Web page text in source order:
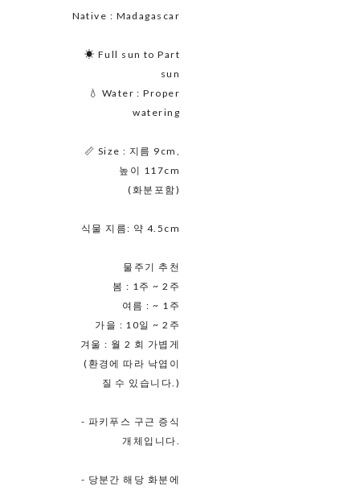
Native : Madagascar
☀ Full sun to Part
sun
💧 Water : Proper
watering
📏 Size : 지름 9cm,
높이 117cm
(화분포함)
식물 지름: 약 4.5cm
물주기 추천
봄 : 1주 ~ 2주
여름 : ~ 1주
가을 : 10일 ~ 2주
겨울 : 월 2 회 가볍게
(환경에 따라 낙엽이
질 수 있습니다.)
- 파키푸스 구근 증식
개체입니다.
- 당분간 해당 화분에